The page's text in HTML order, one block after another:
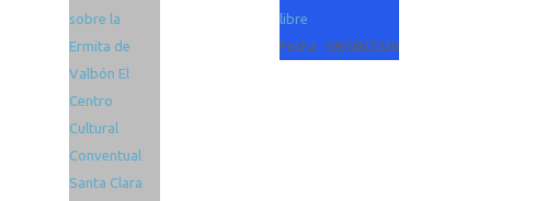
sobre la
Ermita de
Valbón El
Centro
Cultural
Conventual
Santa Clara
libre
Fecha : 09/08/2026